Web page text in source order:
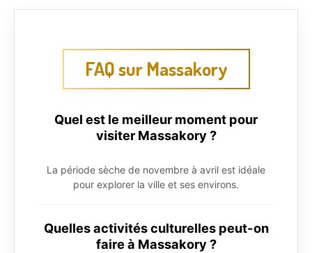
FAQ sur Massakory
Quel est le meilleur moment pour
visiter Massakory ?
La période sèche de novembre à avril est idéale
pour explorer la ville et ses environs.
Quelles activités culturelles peut-on
faire à Massakory ?